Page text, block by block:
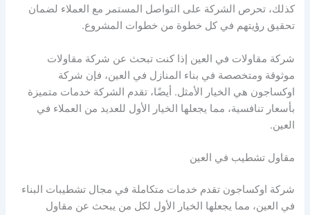
كذلك، تحرص الشركة على التواصل المستمر مع العملاء لضمان
تحقيق رؤيتهم في كل خطوة من خطوات المشروع.
شركة مقاولات في العين إذا كنت تبحث عن شركة مقاولات
موثوقة ومتخصصة في بناء المنازل في العين، فإن شركة
اوكساجون هي الخيار الأمثل. أيضًا، تقدم الشركة خدمات متميزة
بأسعار تنافسية، مما يجعلها الخيار الأول للعديد من العملاء في
العين.
مقاول تشطيب في العين
شركة اوكساجون تقدم خدمات متكاملة في مجال تشطيبات البناء
في العين، مما يجعلها الخيار الأول لكل من يبحث عن مقاول